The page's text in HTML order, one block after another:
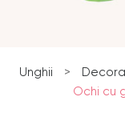
Unghii >
Ochi cu